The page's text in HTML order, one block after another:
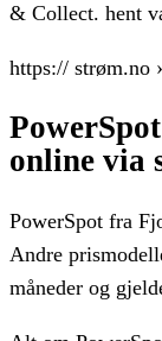
& Collect. hent
https:// strøm.no
online via
PowerSpot fra
Andre
måneder og